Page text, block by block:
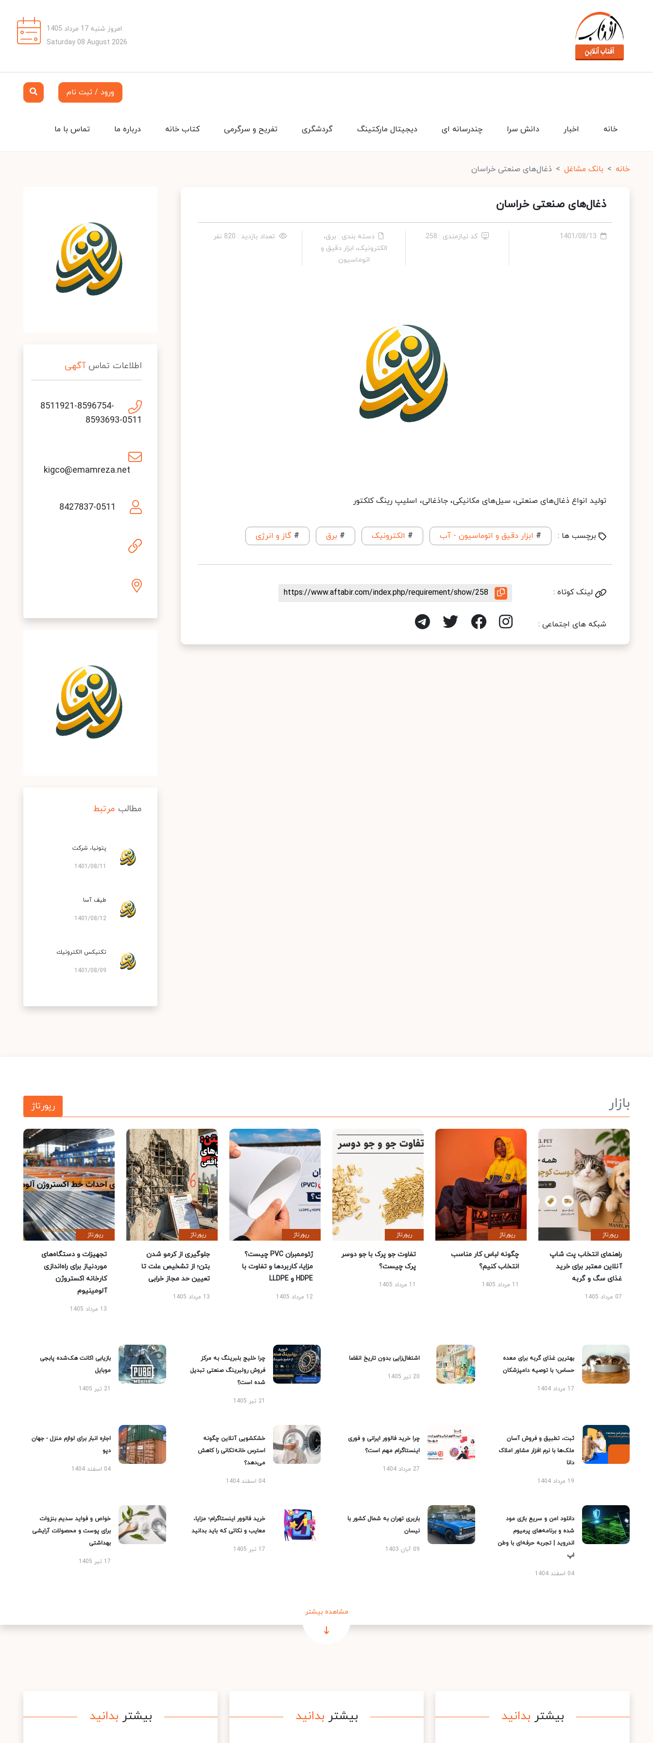
امروز شنبه 17 مرداد 1405
Saturday 08 August 2026
ورود / ثبت نام
تماس با ما درباره ما کتاب خانه تفریح و سرگرمی گردشگری دیجیتال مارکتینگ چندرسانه ای دانش سرا اخبار خانه
خانه بانک مشاغل ذغال‌های صنعتی خراسان
ذغال‌های صنعتی خراسان
1401/08/13 کد نیازمندی : 258
دسته بندی : برق،
الکترونیک، ابزار دقیق و
اتوماسیون
تعداد بازدید : 820 نفر
تولید انواع ذغال‌های صنعتی، سیل‌های مکانیکی، جاذغالی، اسلیپ رینگ کلکتور
برچسب ها : # ابزار دقیق و اتوماسیون - آب # الکترونیک # برق # گاز و انرژی
لینک کوتاه : https://www.aftabir.com/index.php/requirement/show/258
شبکه های اجتماعی :
اطلاعات تماس آگهی
8511921-8596754-
8593693-0511
kigco@emamreza.net
8427837-0511
مطالب مرتبط
پتونیا، شركت
1401/08/11
طیف آسا
1401/08/12
تكنیكس الكترونیك
1401/08/09
بازار رپورتاژ
رپورتاژ
راهنمای انتخاب پت شاپ
آنلاین معتبر برای خرید
غذای سگ و گربه
07 مرداد 1405
رپورتاژ
چگونه لباس کار مناسب
انتخاب کنیم؟
11 مرداد 1405
رپورتاژ
تفاوت جو پرک با جو دوسر
پرک چیست؟
11 مرداد 1405
رپورتاژ
ژئوممبران PVC چیست؟
مزایا، کاربردها و تفاوت با
HDPE و LLDPE
12 مرداد 1405
رپورتاژ
جلوگیری از کرمو شدن
بتن؛ از تشخیص علت تا
تعیین حد مجاز خرابی
13 مرداد 1405
رپورتاژ
تجهیزات و دستگاه‌های
موردنیاز برای راه‌اندازی
کارخانه اکستروژن
آلومینیوم
13 مرداد 1405
بهترین غذای گربه برای معده
حساس؛ با توصیه دامپزشکان
17 مرداد 1404
اشتغال‌زایی بدون تاریخ انقضا
20 تیر 1405
چرا خلیج بلبرینگ به مرکز
فروش رولبرینگ صنعتی تبدیل
شده است؟
21 تیر 1405
بازیابی اکانت هک‌شده پابجی
موبایل
21 تیر 1405
ثبت، تطبیق و فروش آسان
ملک‌ها با نرم افزار مشاور املاک
دانا
19 مرداد 1404
چرا خرید فالوور ایرانی و فوری
اینستاگرام مهم است؟
27 مرداد 1404
خشکشویی آنلاین چگونه
استرس خانه‌تکانی را کاهش
می‌دهد؟
04 اسفند 1404
اجاره انبار برای لوازم منزل - جهان
دپو
04 اسفند 1404
دانلود امن و سریع بازی مود
شده و برنامه‌های پرمیوم
اندروید | تجربه حرفه‌ای با وطن
اپ
04 اسفند 1404
باربری تهران به شمال کشور با
نیسان
09 آبان 1403
خرید فالوور اینستاگرام؛ مزایا،
معایب و نکاتی که باید بدانید
17 تیر 1405
خواص و فواید سدیم بنزوات
برای پوست و محصولات آرایشی
بهداشتی
17 تیر 1405
مشاهده بیشتر
بیشتر بدانید بیشتر بدانید بیشتر بدانید